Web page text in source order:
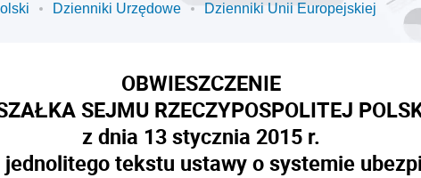
Dzienniki Urzędowe Dzienniki Unii Europejskiej
OBWIESZCZENIE
SEJMU RZECZYPOSPOLITEJ
z dnia 13 stycznia 2015 r.
tekstu ustawy o systemie